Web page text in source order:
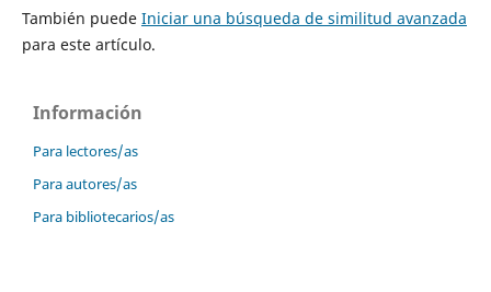
También puede Iniciar una búsqueda de similitud avanzada
para este artículo.
Información
Para lectores/as
Para autores/as
Para bibliotecarios/as